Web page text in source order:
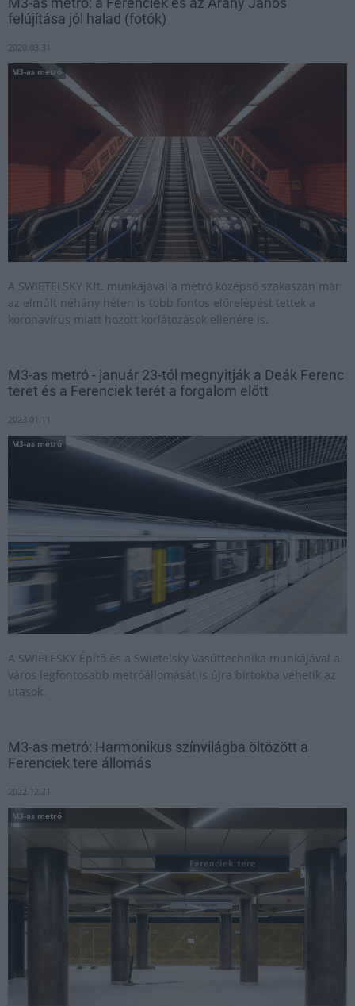
felújítása jól halad (fotók)
2020.03.31
M3-as metró
A SWIETELSKY Kft. munkájával a metró középső szakaszán már
az elmúlt néhány héten is több fontos előrelépést tettek a
koronavírus miatt hozott korlátozások ellenére is.
M3-as metró - január 23-tól megnyitják a Deák Ferenc
teret és a Ferenciek terét a forgalom előtt
2023.01.11
M3-as metró
A SWIELESKY Építő és a Swietelsky Vasúttechnika munkájával a
város legfontosabb metróállomását is újra birtokba vehetik az
utasok.
M3-as metró: Harmonikus színvilágba öltözött a
Ferenciek tere állomás
2022.12.21
M3-as metró